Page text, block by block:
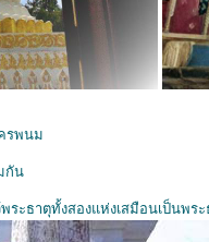
รพนม
กัน
ธาตุทั้งสองแห่งเสมือนเป็นพร